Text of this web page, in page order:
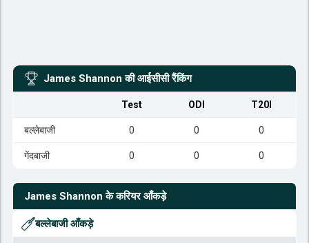
James Shannon की आईसीसी रैंकिंग
Test ODI T20I
बल्लेबाजी 0 0 0
गेंदबाजी 0 0 0
James Shannon के करियर आँकड़े
बल्लेबाजी आँकड़े